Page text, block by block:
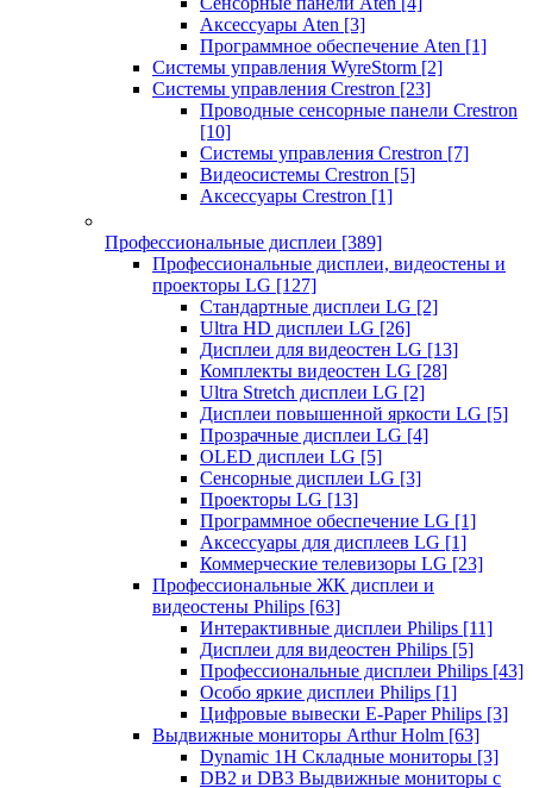
Аксессуары Aten [3]
Программное обеспечение Aten [1]
Системы управления WyreStorm [2]
Системы управления Crestron [23]
Проводные сенсорные панели Crestron
[10]
Системы управления Crestron [7]
Видеосистемы Crestron [5]
Аксессуары Crestron [1]
Профессиональные дисплеи [389]
Профессиональные дисплеи, видеостены и
проекторы LG [127]
Стандартные дисплеи LG [2]
Ultra HD дисплеи LG [26]
Дисплеи для видеостен LG [13]
Комплекты видеостен LG [28]
Ultra Stretch дисплеи LG [2]
Дисплеи повышенной яркости LG [5]
Прозрачные дисплеи LG [4]
OLED дисплеи LG [5]
Сенсорные дисплеи LG [3]
Проекторы LG [13]
Программное обеспечение LG [1]
Аксессуары для дисплеев LG [1]
Коммерческие телевизоры LG [23]
Профессиональные ЖК дисплеи и
видеостены Philips [63]
Интерактивные дисплеи Philips [11]
Дисплеи для видеостен Philips [5]
Профессиональные дисплеи Philips [43]
Особо яркие дисплеи Philips [1]
Цифровые вывески E-Paper Philips [3]
Выдвижные мониторы Arthur Holm [63]
Dynamic 1Н Складные мониторы [3]
DB2 и DB3 Выдвижные мониторы с